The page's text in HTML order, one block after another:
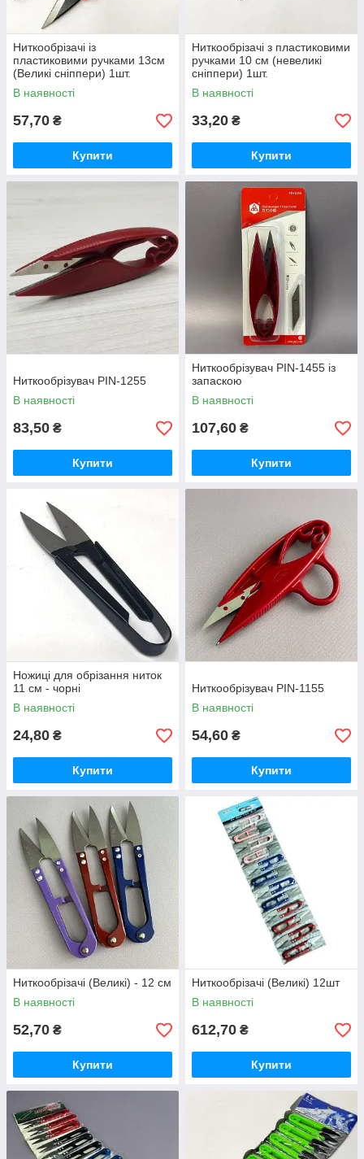
Ниткообрізачі із
пластиковими ручками 13см
(Великі сніппери) 1шт.
В наявності
57,70 ₴
Купити
Ниткообрізачі з пластиковими
ручками 10 см (невеликі
сніппери) 1шт.
В наявності
33,20 ₴
Купити
Ниткообрізувач PIN-1255
В наявності
83,50 ₴
Купити
Ниткообрізувач PIN-1455 із
запаскою
В наявності
107,60 ₴
Купити
Ножиці для обрізання ниток
11 см - чорні
В наявності
24,80 ₴
Купити
Ниткообрізувач PIN-1155
В наявності
54,60 ₴
Купити
Ниткообрізачі (Великі) - 12 см
В наявності
52,70 ₴
Купити
Ниткообрізачі (Великі) 12шт
В наявності
612,70 ₴
Купити